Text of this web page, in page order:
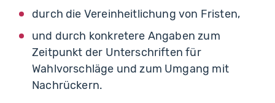
durch die Vereinheitlichung von Fristen,
und durch konkretere Angaben zum
Zeitpunkt der Unterschriften für
Wahlvorschläge und zum Umgang mit
Nachrückern.